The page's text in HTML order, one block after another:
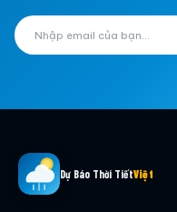
Dự Báo Thời TiếtViệt